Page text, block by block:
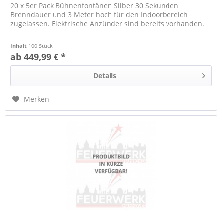
20 x 5er Pack Bühnenfontänen Silber 30 Sekunden
Brenndauer und 3 Meter hoch für den Indoorbereich
zugelassen. Elektrische Anzünder sind bereits vorhanden.
Inhalt 100 Stück
ab 449,99 € *
Details
Merken